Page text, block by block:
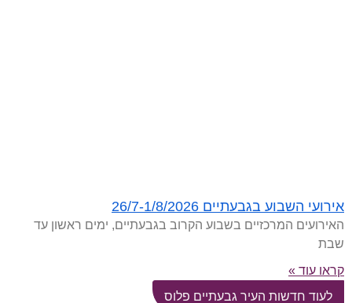
אירועי השבוע בגבעתיים 26/7-1/8/2026
האירועים המרכזיים בשבוע הקרוב בגבעתיים, ימים ראשון עד
שבת
קראו עוד »
לעוד חדשות העיר גבעתיים פלוס